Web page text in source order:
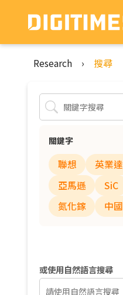
Research › 搜尋
關鍵字
聯想 英業達
亞馬遜
SiC
氮化鎵
中國
或使用自然語言搜尋